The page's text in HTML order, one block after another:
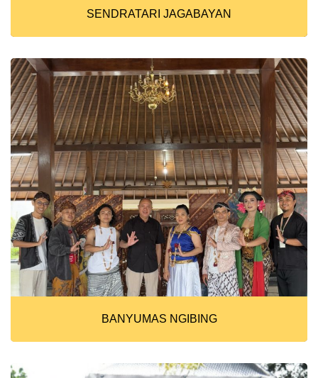
SENDRATARI JAGABAYAN
BANYUMAS NGIBING